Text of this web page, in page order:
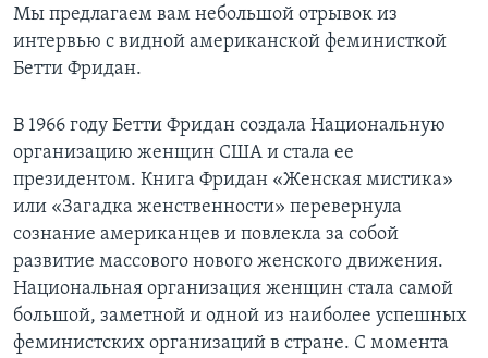
ДИСКУССИЯ VOA
ДЕТАЛИ
АМЕРИКА. БОЛЬШОЕ ПУТЕШЕСТВИЕ
АРТЕФАКТЫ
АМЕРИКАНСКИЕ ГОРОДКИ
ЗА СВОБОДУ ПРЕССЫ
УЧИМ АНГЛИЙСКИЙ
ПОДПИСКА НА НОВОСТИ
Learning English
СОЦИАЛЬНЫЕ СЕТИ
Мы предлагаем вам небольшой отрывок из
интервью с видной американской феминисткой
Бетти Фридан.
В 1966 году Бетти Фридан создала Национальную
организацию женщин США и стала ее
президентом. Книга Фридан «Женская мистика»
или «Загадка женственности» перевернула
сознание американцев и повлекла за собой
развитие массового нового женского движения.
Национальная организация женщин стала самой
большой, заметной и одной из наиболее успешных
феминистских организаций в стране. С момента